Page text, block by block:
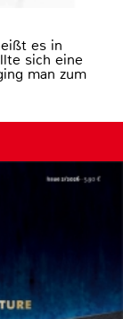
es in
sich eine
man zum